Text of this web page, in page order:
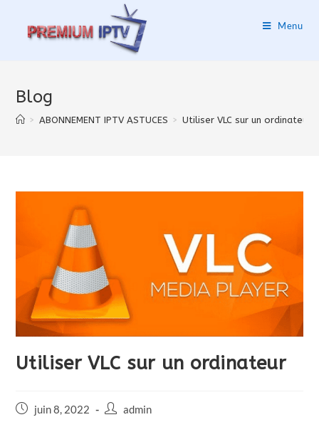
Menu
Blog
> ABONNEMENT IPTV ASTUCES > Utiliser VLC sur un ordinateur
Utiliser VLC sur un ordinateur
juin 8, 2022 admin